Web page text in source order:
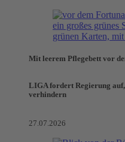
Mit leerem Pflegebett vor
LIGA fordert Regierung auf,
verhindern
27.07.2026